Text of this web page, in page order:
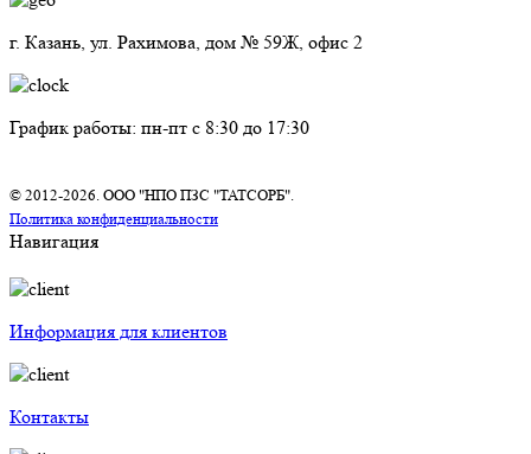
г. Казань, ул. Рахимова, дом № 59Ж, офис 2
График работы: пн-пт с 8:30 до 17:30
© 2012-2026. ООО "НПО ПЗС "ТАТСОРБ".
Политика конфиденциальности
Навигация
Информация для клиентов
Контакты